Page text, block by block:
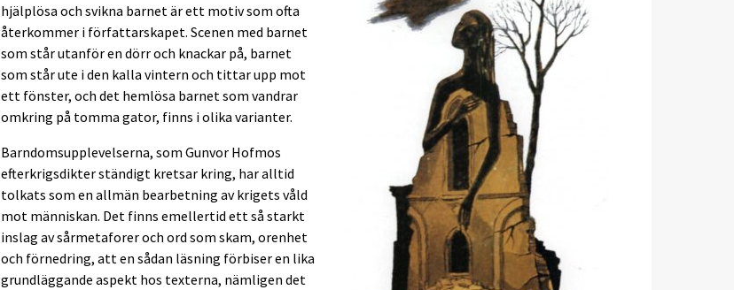
hjälplösa och svikna barnet är ett motiv som ofta
återkommer i författarskapet. Scenen med barnet
som står utanför en dörr och knackar på, barnet
som står ute i den kalla vintern och tittar upp mot
ett fönster, och det hemlösa barnet som vandrar
omkring på tomma gator, finns i olika varianter.
Barndomsupplevelserna, som Gunvor Hofmos
efterkrigsdikter ständigt kretsar kring, har alltid
tolkats som en allmän bearbetning av krigets våld
mot människan. Det finns emellertid ett så starkt
inslag av sårmetaforer och ord som skam, orenhet
och förnedring, att en sådan läsning förbiser en lika
grundläggande aspekt hos texterna, nämligen det